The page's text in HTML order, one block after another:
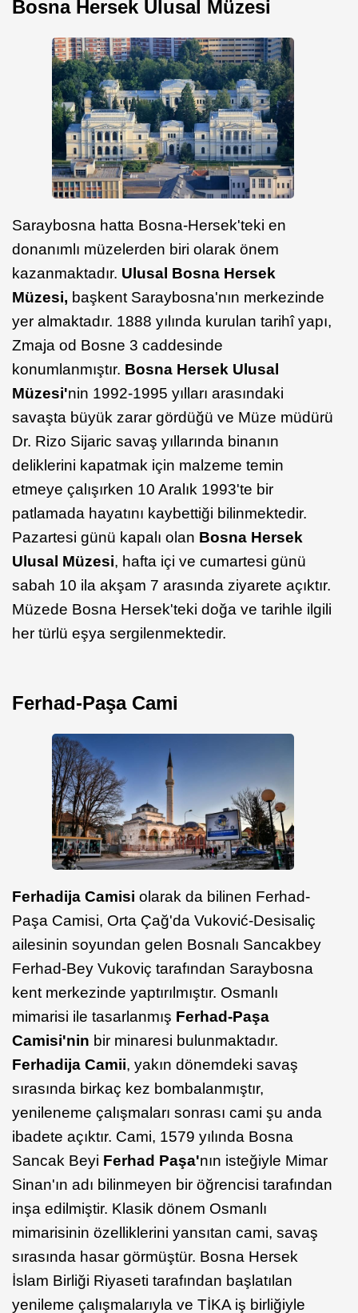
Bosna Hersek Ulusal Müzesi
Saraybosna hatta Bosna-Hersek'teki en
donanımlı müzelerden biri olarak önem
kazanmaktadır. Ulusal Bosna Hersek
Müzesi, başkent Saraybosna'nın merkezinde
yer almaktadır. 1888 yılında kurulan tarihî yapı,
Zmaja od Bosne 3 caddesinde
konumlanmıştır. Bosna Hersek Ulusal
Müzesi'nin 1992-1995 yılları arasındaki
savaşta büyük zarar gördüğü ve Müze müdürü
Dr. Rizo Sijaric savaş yıllarında binanın
deliklerini kapatmak için malzeme temin
etmeye çalışırken 10 Aralık 1993'te bir
patlamada hayatını kaybettiği bilinmektedir.
Pazartesi günü kapalı olan Bosna Hersek
Ulusal Müzesi, hafta içi ve cumartesi günü
sabah 10 ila akşam 7 arasında ziyarete açıktır.
Müzede Bosna Hersek'teki doğa ve tarihle ilgili
her türlü eşya sergilenmektedir.
Ferhad-Paşa Cami
Ferhadija Camisi olarak da bilinen Ferhad-
Paşa Camisi, Orta Çağ'da Vuković-Desisaliç
ailesinin soyundan gelen Bosnalı Sancakbey
Ferhad-Bey Vukoviç tarafından Saraybosna
kent merkezinde yaptırılmıştır. Osmanlı
mimarisi ile tasarlanmış Ferhad-Paşa
Camisi'nin bir minaresi bulunmaktadır.
Ferhadija Camii, yakın dönemdeki savaş
sırasında birkaç kez bombalanmıştır,
yenileneme çalışmaları sonrası cami şu anda
ibadete açıktır. Cami, 1579 yılında Bosna
Sancak Beyi Ferhad Paşa'nın isteğiyle Mimar
Sinan'ın adı bilinmeyen bir öğrencisi tarafından
inşa edilmiştir. Klasik dönem Osmanlı
mimarisinin özelliklerini yansıtan cami, savaş
sırasında hasar görmüştür. Bosna Hersek
İslam Birliği Riyaseti tarafından başlatılan
yenileme çalışmalarıyla ve TİKA iş birliğiyle